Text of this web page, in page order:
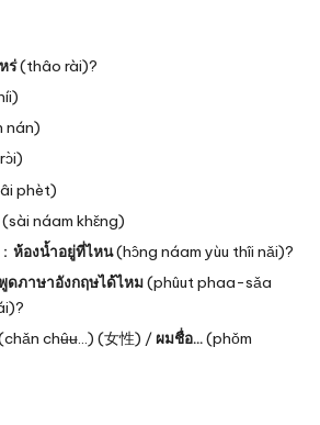
ร่(thâo rài)?
nán)
phèt)
(sài náam khɛ̌ng)
ห้องน้ำอยู่ที่ไหน(hɔ̂ng náam yùu thîi nǎi)?
ดภาษาอังกฤษได้ไหม(phûut phaa-sǎa
chʉ̂ʉ…) (女性) /ผมชื่อ…(phǒm